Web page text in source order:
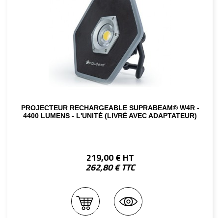
PROJECTEUR RECHARGEABLE SUPRABEAM® W4R -
4400 LUMENS - L'UNITÉ (LIVRÉ AVEC ADAPTATEUR)
219,00 € HT
262,80 € TTC